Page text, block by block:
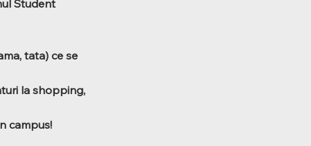
Student
tata) ce se
la shopping,
campus!